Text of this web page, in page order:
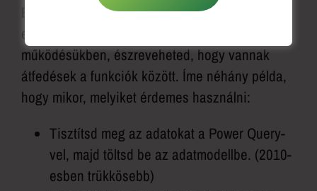
Ez a két bővítmény tökéletesen tud
együttműködni és ha jártas vagy már a
működésükben, észreveheted, hogy vannak
átfedések a funkciók között. Íme néhány példa,
hogy mikor, melyiket érdemes használni:
Tisztítsd meg az adatokat a Power Query-
vel, majd töltsd be az adatmodellbe. (2010-
esben trükkösebb)